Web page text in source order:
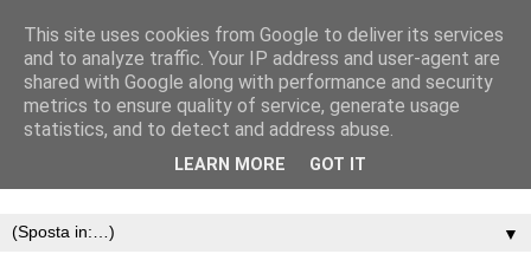
▼
This site uses cookies from Google to deliver its services
and to analyze traffic. Your IP address and user-agent are
shared with Google along with performance and security
metrics to ensure quality of service, generate usage
statistics, and to detect and address abuse.
LEARN MORE GOT IT